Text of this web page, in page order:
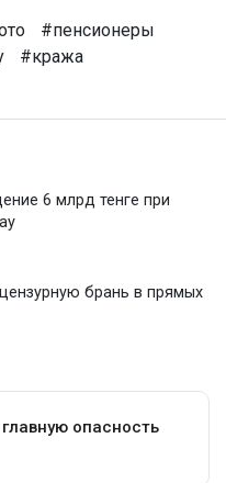
#пенсионеры
#кража
6 млрд тенге при
брань в прямых